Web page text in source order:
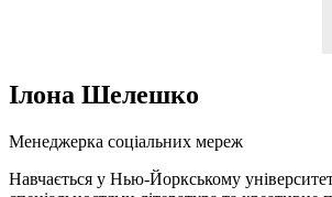
Ілона Шелешко
Менеджерка соціальних мереж
Навчається у Нью-Йоркському